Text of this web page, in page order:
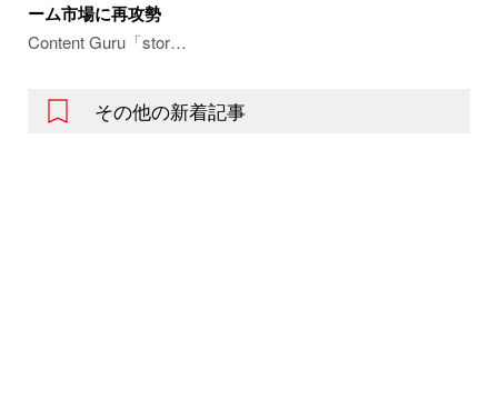
ーム市場に再攻勢
Content Guru「stor…
その他の新着記事